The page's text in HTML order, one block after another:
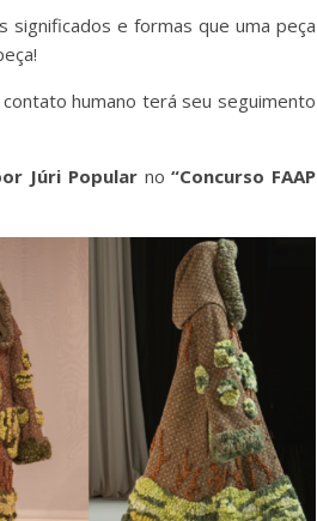
e formas que uma peça
humano terá seu seguimento
Júri Popularno“Concurso FAAP